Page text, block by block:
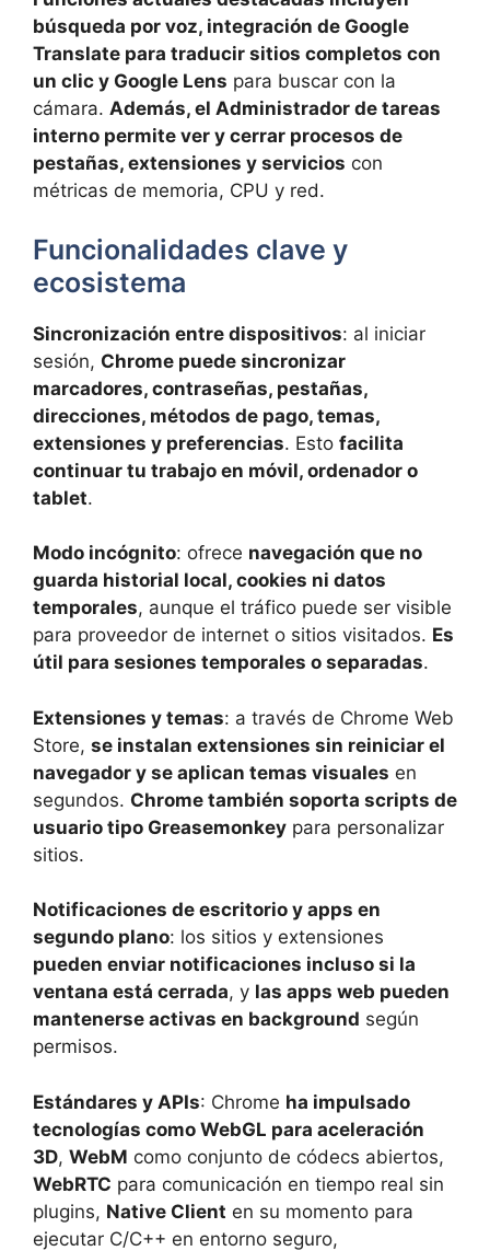
búsqueda por voz, integración de Google
Translate para traducir sitios completos con
un clic y Google Lens para buscar con la
cámara. Además, el Administrador de tareas
interno permite ver y cerrar procesos de
pestañas, extensiones y servicios con
métricas de memoria, CPU y red.
Funcionalidades clave y
ecosistema
Sincronización entre dispositivos: al iniciar
sesión, Chrome puede sincronizar
marcadores, contraseñas, pestañas,
direcciones, métodos de pago, temas,
extensiones y preferencias. Esto facilita
continuar tu trabajo en móvil, ordenador o
tablet.
Modo incógnito: ofrece navegación que no
guarda historial local, cookies ni datos
temporales, aunque el tráfico puede ser visible
para proveedor de internet o sitios visitados. Es
útil para sesiones temporales o separadas.
Extensiones y temas: a través de Chrome Web
Store, se instalan extensiones sin reiniciar el
navegador y se aplican temas visuales en
segundos. Chrome también soporta scripts de
usuario tipo Greasemonkey para personalizar
sitios.
Notificaciones de escritorio y apps en
segundo plano: los sitios y extensiones
pueden enviar notificaciones incluso si la
ventana está cerrada, y las apps web pueden
mantenerse activas en background según
permisos.
Estándares y APIs: Chrome ha impulsado
tecnologías como WebGL para aceleración
3D, WebM como conjunto de códecs abiertos,
WebRTC para comunicación en tiempo real sin
plugins, Native Client en su momento para
ejecutar C/C++ en entorno seguro,